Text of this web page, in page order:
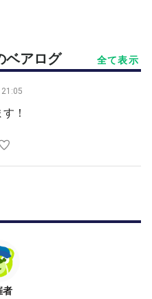
ベアログ 全て表示
！
者